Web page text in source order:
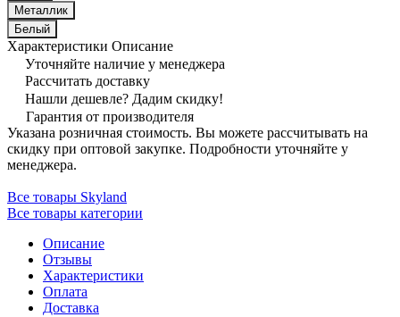
Металлик
Белый
Характеристики Описание
Уточняйте наличие у менеджера
Рассчитать доставку
Нашли дешевле? Дадим скидку!
Гарантия от производителя
Указана розничная стоимость. Вы можете рассчитывать на
скидку при оптовой закупке. Подробности уточняйте у
менеджера.
Все товары Skyland
Все товары категории
Описание
Отзывы
Характеристики
Оплата
Доставка